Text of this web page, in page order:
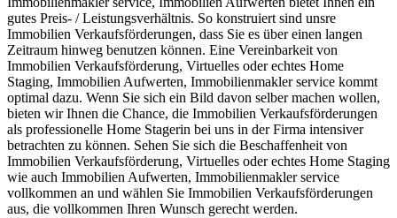
gutes Preis- / Leistungsverhältnis. So konstruiert sind unsre
Immobilien Verkaufsförderungen, dass Sie es über einen langen
Zeitraum hinweg benutzen können. Eine Vereinbarkeit von
Immobilien Verkaufsförderung, Virtuelles oder echtes Home
Staging, Immobilien Aufwerten, Immobilienmakler service kommt
optimal dazu. Wenn Sie sich ein Bild davon selber machen wollen,
bieten wir Ihnen die Chance, die Immobilien Verkaufsförderungen
als professionelle Home Stagerin bei uns in der Firma intensiver
betrachten zu können. Sehen Sie sich die Beschaffenheit von
Immobilien Verkaufsförderung, Virtuelles oder echtes Home Staging
wie auch Immobilien Aufwerten, Immobilienmakler service
vollkommen an und wählen Sie Immobilien Verkaufsförderungen
aus, die vollkommen Ihren Wunsch gerecht werden.